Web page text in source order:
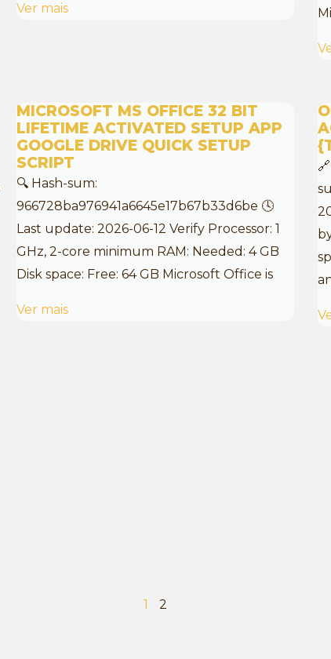
Ver mais
MICROSOFT MS OFFICE 32 BIT
LIFETIME ACTIVATED SETUP APP
GOOGLE DRIVE QUICK SETUP
SCRIPT
🔍 Hash-sum:
966728ba976941a6645e17b67b33d6be 🕓
Last update: 2026-06-12 Verify Processor: 1
GHz, 2-core minimum RAM: Needed: 4 GB
Disk space: Free: 64 GB Microsoft Office is
Ver mais
1
2